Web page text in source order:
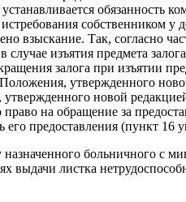
собственником
взыскание. Так, согласно
случае изъятия предмета
залога при изъятии
утвержденного
новой
на обращение за
его предоставления (пункт 16
больничного
листка